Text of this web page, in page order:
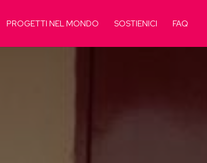
PROGETTI NEL MONDO SOSTIENICI FAQ